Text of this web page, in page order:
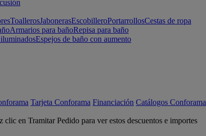
ToallerosJabonerasEscobilleroPortarrollosCestas de ropa
Armarios para bañoRepisa para baño
Espejos de baño con aumento
Tarjeta Conforama Financiación Catálogos Conforama
en Tramitar Pedido para ver estos descuentos e importes